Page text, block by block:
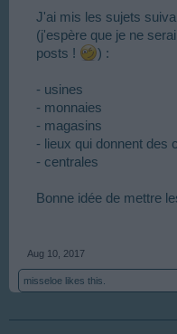
J'ai mis les sujets
(j'espère que je ne
posts !
) :
- usines
- monnaies
- magasins
- lieux qui donnent des
- centrales
Bonne idée de mettre
Aug 10, 2017
misseloe likes this.